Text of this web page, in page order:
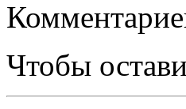
Чтобы